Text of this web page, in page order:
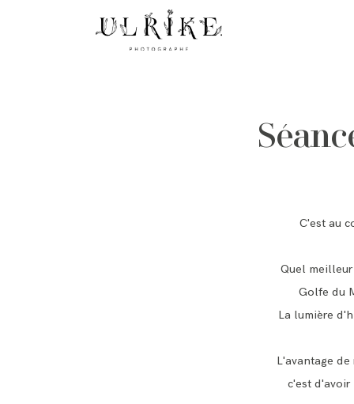
C'est au
Quel
Golfe du
La lumière
L'avantage
c'est